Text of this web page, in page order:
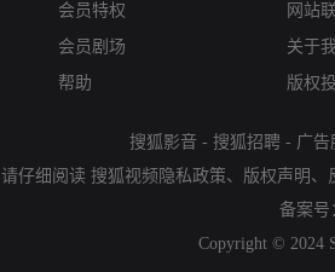
会员特权
会员剧场
帮助
网站
关于
版权
搜狐影音 - 搜狐招聘 - 广告
请仔细阅读 搜狐视频隐私政策、 版权声明 、
备案号
Copyright © 2024